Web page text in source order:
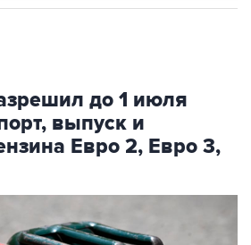
до 1 июля
выпуск и
Евро 2, Евро 3,